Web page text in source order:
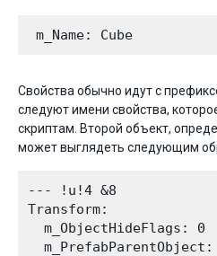
Свойства обычно идут с
следуют имени свойства,
скриптам. Второй объект,
может выглядеть следующим
--- !u!4 &8
Transform:
  m_ObjectHideFlags: 0